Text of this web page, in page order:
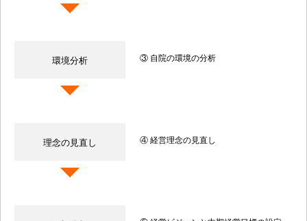
環境分析 ③ 自院の環境の分析
理念の見直し ④ 経営理念の見直し